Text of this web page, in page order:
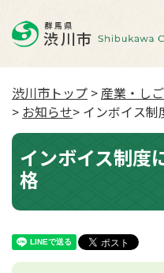
渋川市トップ >産業・し
> お知らせ> インボイス
インボイス制度
格